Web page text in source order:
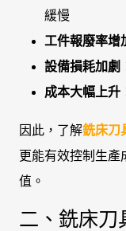
緩慢
工件報廢率增
設備損耗加劇
成本大幅上升
因此，了解銑床刀
更能有效控制生產
值。
二、銑床刀